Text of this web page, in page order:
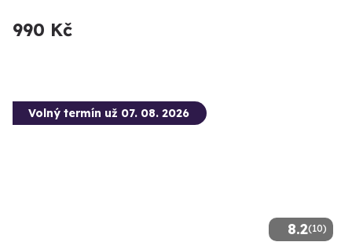
990 Kč
8.2(10)
Volný termín už 07. 08. 2026